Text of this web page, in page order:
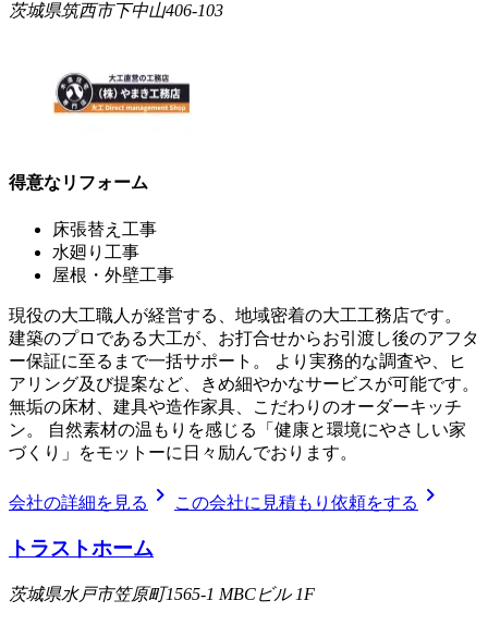
茨城県筑西市下中山406-103
得意なリフォーム
床張替え工事
水廻り工事
屋根・外壁工事
現役の大工職人が経営する、地域密着の大工工務店です。
建築のプロである大工が、お打合せからお引渡し後のアフタ
ー保証に至るまで一括サポート。 より実務的な調査や、ヒ
アリング及び提案など、きめ細やかなサービスが可能です。
無垢の床材、建具や造作家具、こだわりのオーダーキッチ
ン。 自然素材の温もりを感じる「健康と環境にやさしい家
づくり」をモットーに日々励んでおります。
会社の詳細を見る chevron_right この会社に見積もり依頼をする chevron_right
トラストホーム
茨城県水戸市笠原町1565-1 MBCビル 1F